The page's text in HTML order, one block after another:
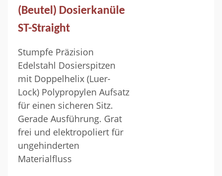
(Beutel) Dosierkanüle
ST-Straight
Stumpfe Präzision
Edelstahl Dosierspitzen
mit Doppelhelix (Luer-
Lock) Polypropylen Aufsatz
für einen sicheren Sitz.
Gerade Ausführung. Grat
frei und elektropoliert für
ungehinderten
Materialfluss